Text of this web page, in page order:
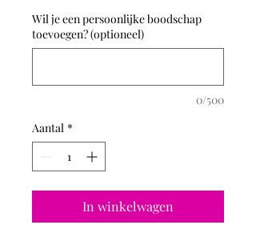
Wil je een persoonlijke boodschap
toevoegen? (optioneel)
0/500
Aantal *
In winkelwagen